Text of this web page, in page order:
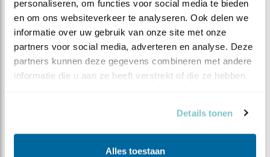
personaliseren, om functies voor social media te bieden
en om ons websiteverkeer te analyseren. Ook delen we
informatie over uw gebruik van onze site met onze
partners voor social media, adverteren en analyse. Deze
partners kunnen deze gegevens combineren met andere
informatie die u aan ze heeft verstrekt of die ze hebben
Details tonen
Alles toestaan
Vogelbescherming Telescopen serie
Video in nieuw venster openen